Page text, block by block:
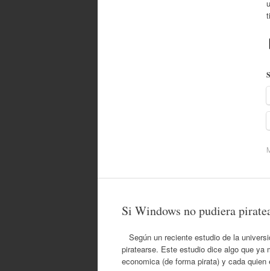
Si Windows no pudiera
Según un reciente estudio de la
piratearse. Este estudio dice algo que ya
economica (de forma pirata) y cada